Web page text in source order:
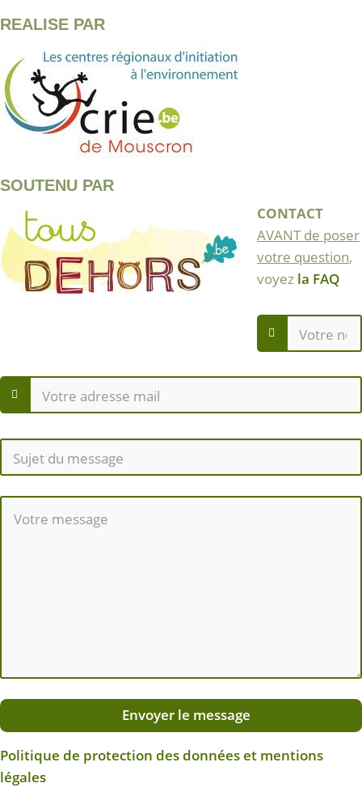
REALISE PAR
SOUTENU PAR
CONTACT
AVANT de poser
votre question,
voyez la FAQ
Envoyer le message
Politique de protection des données et mentions
légales